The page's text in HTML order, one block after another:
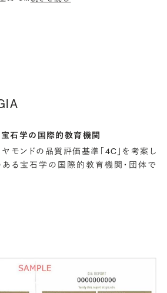
石学の国際的教育機関
モンドの品質評価基準「4C」を考案し
ある宝石学の国際的教育機関・団体で